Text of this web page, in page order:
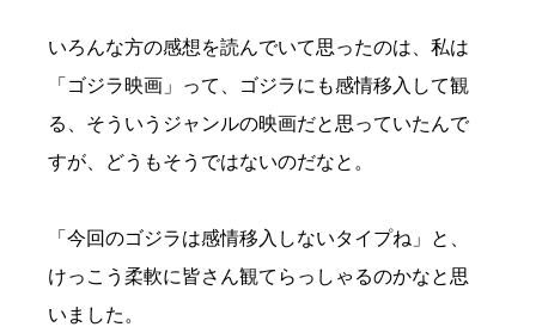
いろんな方の感想を読んでいて思ったのは、私は
「ゴジラ映画」って、ゴジラにも感情移入して観
る、そういうジャンルの映画だと思っていたんで
すが、どうもそうではないのだなと。
「今回のゴジラは感情移入しないタイプね」と、
けっこう柔軟に皆さん観てらっしゃるのかなと思
いました。